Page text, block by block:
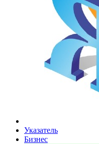
Указатель
Бизнес